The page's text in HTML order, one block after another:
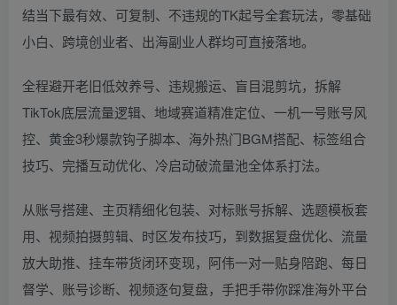
结当下最有效、可复制、不违规的TK起号全套玩法，零基础
小白、跨境创业者、出海副业人群均可直接落地。
全程避开老旧低效养号、违规搬运、盲目混剪坑，拆解
TikTok底层流量逻辑、地域赛道精准定位、一机一号账号风
控、黄金3秒爆款钩子脚本、海外热门BGM搭配、标签组合
技巧、完播互动优化、冷启动破流量池全体系打法。
从账号搭建、主页精细化包装、对标账号拆解、选题模板套
用、视频拍摄剪辑、时区发布技巧，到数据复盘优化、流量
放大助推、挂车带货闭环变现，阿伟一对一贴身陪跑、每日
督学、账号诊断、视频逐句复盘，手把手带你踩准海外平台